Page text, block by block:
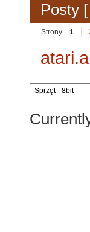
Posty
Strony 1